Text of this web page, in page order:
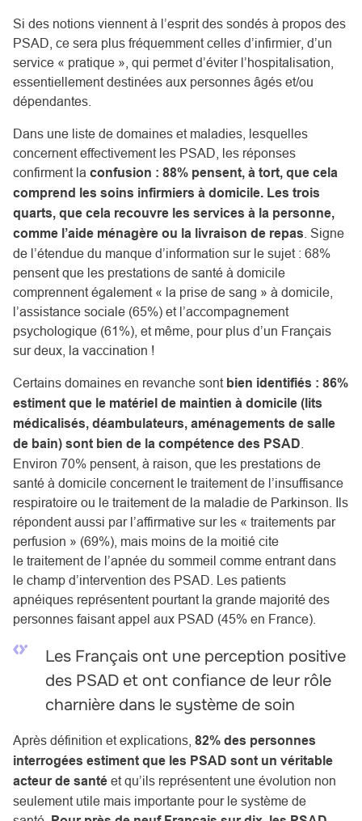
Si des notions viennent à l’esprit des sondés à propos des
PSAD, ce sera plus fréquemment celles d’infirmier, d’un
service « pratique », qui permet d’éviter l’hospitalisation,
essentiellement destinées aux personnes âgés et/ou
dépendantes.
Dans une liste de domaines et maladies, lesquelles
concernent effectivement les PSAD, les réponses
confirment la confusion : 88% pensent, à tort, que cela
comprend les soins infirmiers à domicile. Les trois
quarts, que cela recouvre les services à la personne,
comme l’aide ménagère ou la livraison de repas . Signe
de l’étendue du manque d’information sur le sujet : 68%
pensent que les prestations de santé à domicile
comprennent également « la prise de sang » à domicile,
l’assistance sociale (65%) et l’accompagnement
psychologique (61%), et même, pour plus d’un Français
sur deux, la vaccination !
Certains domaines en revanche sontbien identifiés : 86%
estiment que le matériel de maintien à domicile (lits
médicalisés, déambulateurs, aménagements de salle
de bain) sont bien de la compétence des PSAD
Environ 70% pensent, à raison, que les prestations de
santé à domicile concernent le traitement de l’insuffisance
respiratoire ou le traitement de la maladie de Parkinson. Ils
répondent aussi par l’affirmative sur les « traitements par
perfusion » (69%), mais moins de la moitié cite
le traitement de l’apnée du sommeil comme entrant dans
le champ d’intervention des PSAD. Les patients
apnéiques représentent pourtant la grande majorité des
personnes faisant appel aux PSAD (45% en France).
Les Français ont une perception positive
des PSAD et ont confiance de leur rôle
charnière dans le système de soin
Après définition et explications, 82% des personnes
interrogées estiment que les PSAD sont un véritable
acteur de santé et qu’ils représentent une évolution non
seulement utile mais importante pour le système de